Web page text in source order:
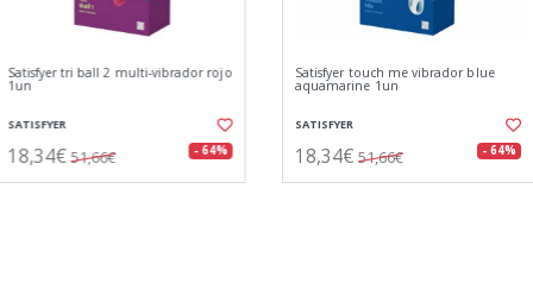
Satisfyer touch me vibrador blue
aquamarine 1un
SATISFYER
18,34€51,66€ - 64%
Satisfyer g-spot flex5+ multi-vibrador
azul bluetooth 1un
SATISFYER
21,59€55,21€ - 61%